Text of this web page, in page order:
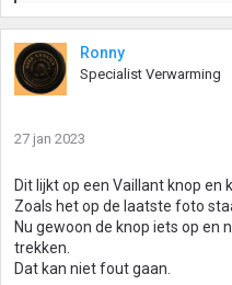
a
r
d
e
n
e
n
:
Ronny
Specialist Verwarming
27 jan 2023
Dit lijkt op een Vaillant knop en
Zoals het op de laatste foto
Nu gewoon de knop iets op en
trekken.
Dat kan niet fout gaan.